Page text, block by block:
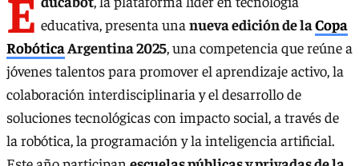
educativa, presenta una nueva edición de laCopa
RobóticaArgentina 2025, una competencia que reúne a
jóvenes talentos para promover el aprendizaje activo, la
colaboración interdisciplinaria y el desarrollo de
soluciones tecnológicas con impacto social, a través de
la robótica, la programación y la inteligencia artificial.